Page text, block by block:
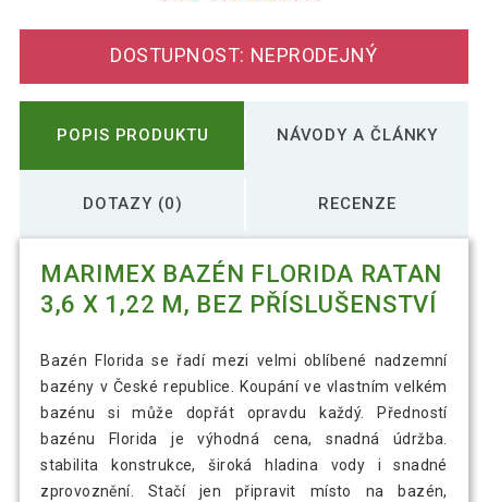
DOSTUPNOST: NEPRODEJNÝ
POPIS PRODUKTU NÁVODY A ČLÁNKY
DOTAZY (0) RECENZE
MARIMEX BAZÉN FLORIDA RATAN
3,6 X 1,22 M, BEZ PŘÍSLUŠENSTVÍ
Bazén Florida se řadí mezi velmi oblíbené nadzemní
bazény v České republice. Koupání ve vlastním velkém
bazénu si může dopřát opravdu každý. Předností
bazénu Florida je výhodná cena, snadná údržba.
stabilita konstrukce, široká hladina vody i snadné
zprovoznění. Stačí jen připravit místo na bazén,